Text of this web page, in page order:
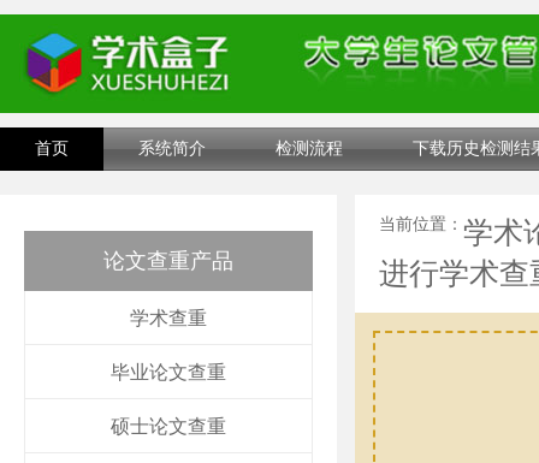
首页 系统简介 检测流程 下载历史检测结
论文查重产品
学术查重
毕业论文查重
硕士论文查重
当前位置： 学术
进行学术查